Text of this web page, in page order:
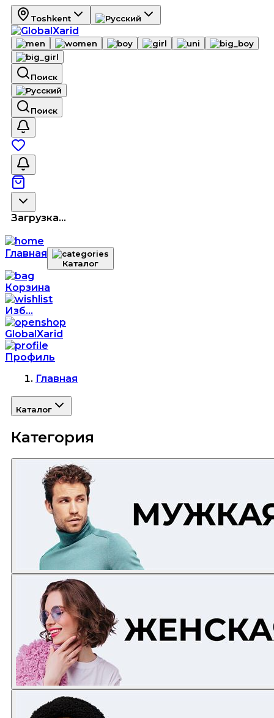
Toshkent
Поиск
Поиск
Загрузка...
Главная
Каталог
Корзина
Изб...
GlobalXarid
Профиль
Главная
Каталог
Категория